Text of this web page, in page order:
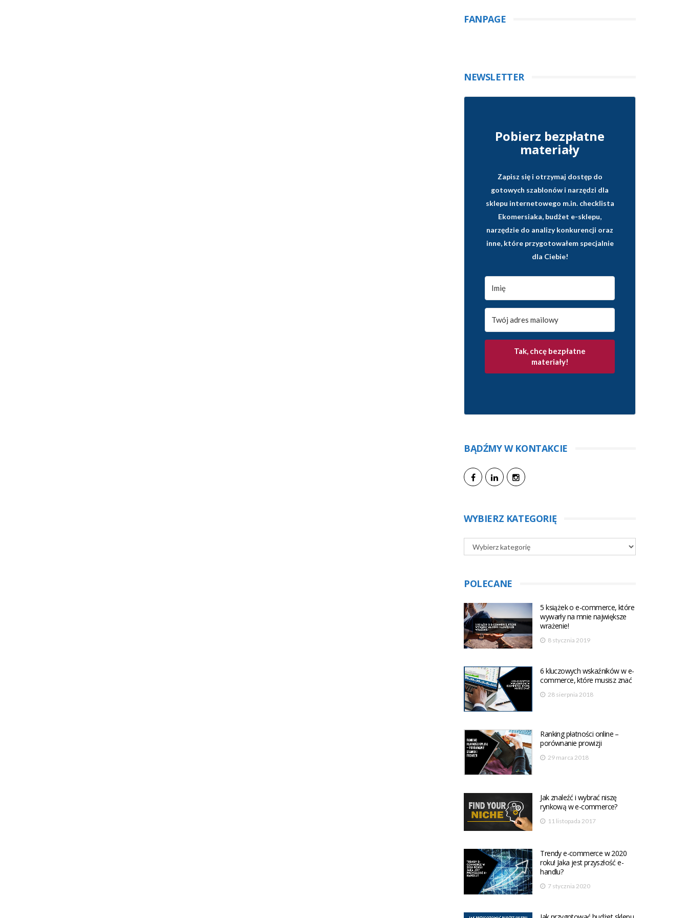
FANPAGE
NEWSLETTER
Pobierz bezpłatne
materiały
Zapisz się i otrzymaj dostęp do
gotowych szablonów i narzędzi dla
sklepu internetowego m.in. checklista
Ekomersiaka, budżet e-sklepu,
narzędzie do analizy konkurencji oraz
inne, które przygotowałem specjalnie
dla Ciebie!
Tak, chcę bezpłatne
materiały!
BĄDŹMY W KONTAKCIE
WYBIERZ KATEGORIĘ
POLECANE
5 książek o e-commerce, które
wywarły na mnie największe
wrażenie!
8 stycznia 2019
6 kluczowych wskaźników w e-
commerce, które musisz znać
28 sierpnia 2018
Ranking płatności online –
porównanie prowizji
29 marca 2018
Jak znaleźć i wybrać niszę
rynkową w e-commerce?
11 listopada 2017
Trendy e-commerce w 2020
roku! Jaka jest przyszłość e-
handlu?
7 stycznia 2020